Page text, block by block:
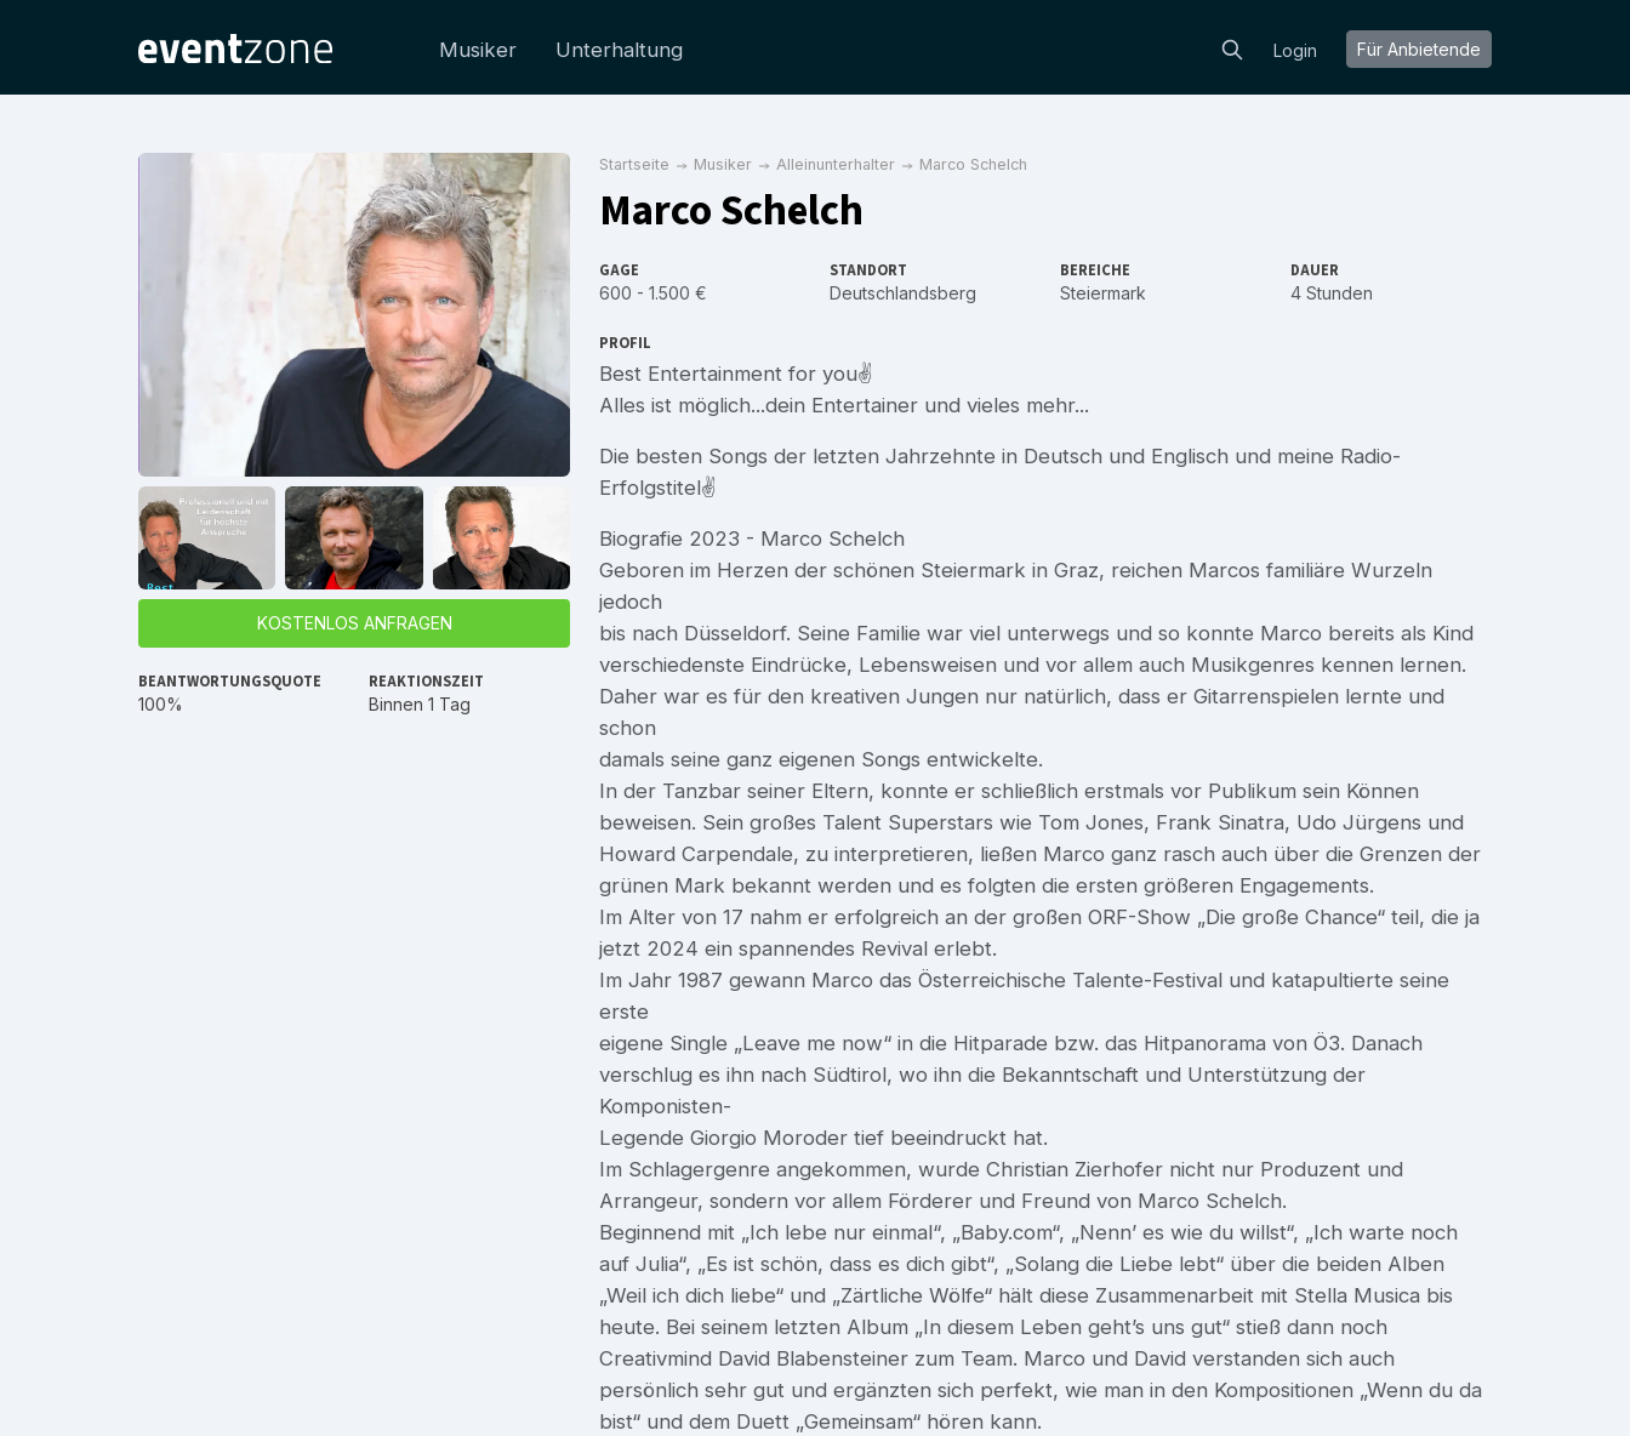
Musiker Unterhaltung Login Für Anbietende
KOSTENLOS ANFRAGEN
BEANTWORTUNGSQUOTE
100%
REAKTIONSZEIT
Binnen 1 Tag
Startseite Musiker Alleinunterhalter Marco Schelch
Marco Schelch
GAGE
600 - 1.500 €
STANDORT
Deutschlandsberg
BEREICHE
Steiermark
DAUER
4 Stunden
PROFIL
Best Entertainment for you✌️
Alles ist möglich...dein Entertainer und vieles mehr...
Die besten Songs der letzten Jahrzehnte in Deutsch und Englisch und meine Radio-
Erfolgstitel✌️
Biografie 2023 - Marco Schelch
Geboren im Herzen der schönen Steiermark in Graz, reichen Marcos familiäre Wurzeln
jedoch
bis nach Düsseldorf. Seine Familie war viel unterwegs und so konnte Marco bereits als Kind
verschiedenste Eindrücke, Lebensweisen und vor allem auch Musikgenres kennen lernen.
Daher war es für den kreativen Jungen nur natürlich, dass er Gitarrenspielen lernte und
schon
damals seine ganz eigenen Songs entwickelte.
In der Tanzbar seiner Eltern, konnte er schließlich erstmals vor Publikum sein Können
beweisen. Sein großes Talent Superstars wie Tom Jones, Frank Sinatra, Udo Jürgens und
Howard Carpendale, zu interpretieren, ließen Marco ganz rasch auch über die Grenzen der
grünen Mark bekannt werden und es folgten die ersten größeren Engagements.
Im Alter von 17 nahm er erfolgreich an der großen ORF-Show „Die große Chance“ teil, die ja
jetzt 2024 ein spannendes Revival erlebt.
Im Jahr 1987 gewann Marco das Österreichische Talente-Festival und katapultierte seine
erste
eigene Single „Leave me now“ in die Hitparade bzw. das Hitpanorama von Ö3. Danach
verschlug es ihn nach Südtirol, wo ihn die Bekanntschaft und Unterstützung der
Komponisten-
Legende Giorgio Moroder tief beeindruckt hat.
Im Schlagergenre angekommen, wurde Christian Zierhofer nicht nur Produzent und
Arrangeur, sondern vor allem Förderer und Freund von Marco Schelch.
Beginnend mit „Ich lebe nur einmal“, „Baby.com“, „Nenn’ es wie du willst“, „Ich warte noch
auf Julia“, „Es ist schön, dass es dich gibt“, „Solang die Liebe lebt“ über die beiden Alben
„Weil ich dich liebe“ und „Zärtliche Wölfe“ hält diese Zusammenarbeit mit Stella Musica bis
heute. Bei seinem letzten Album „In diesem Leben geht’s uns gut“ stieß dann noch
Creativmind David Blabensteiner zum Team. Marco und David verstanden sich auch
persönlich sehr gut und ergänzten sich perfekt, wie man in den Kompositionen „Wenn du da
bist“ und dem Duett „Gemeinsam“ hören kann.